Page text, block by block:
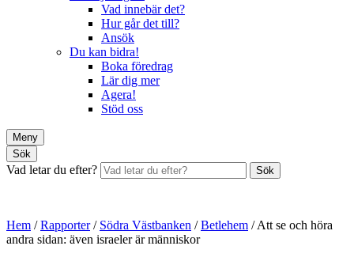
Vad innebär det?
Hur går det till?
Ansök
Du kan bidra!
Boka föredrag
Lär dig mer
Agera!
Stöd oss
Meny
Sök
Vad letar du efter? Sök
Hem /Rapporter/ Södra Västbanken /Betlehem /Att se och höra
andra sidan: även israeler är människor